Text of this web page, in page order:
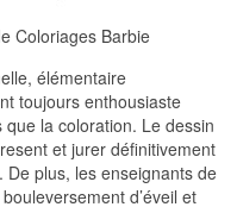
Coloriages Barbie
élémentaire
toujours enthousiaste
la coloration. Le dessin
et jurer définitivement
plus, les enseignants de
d’éveil et